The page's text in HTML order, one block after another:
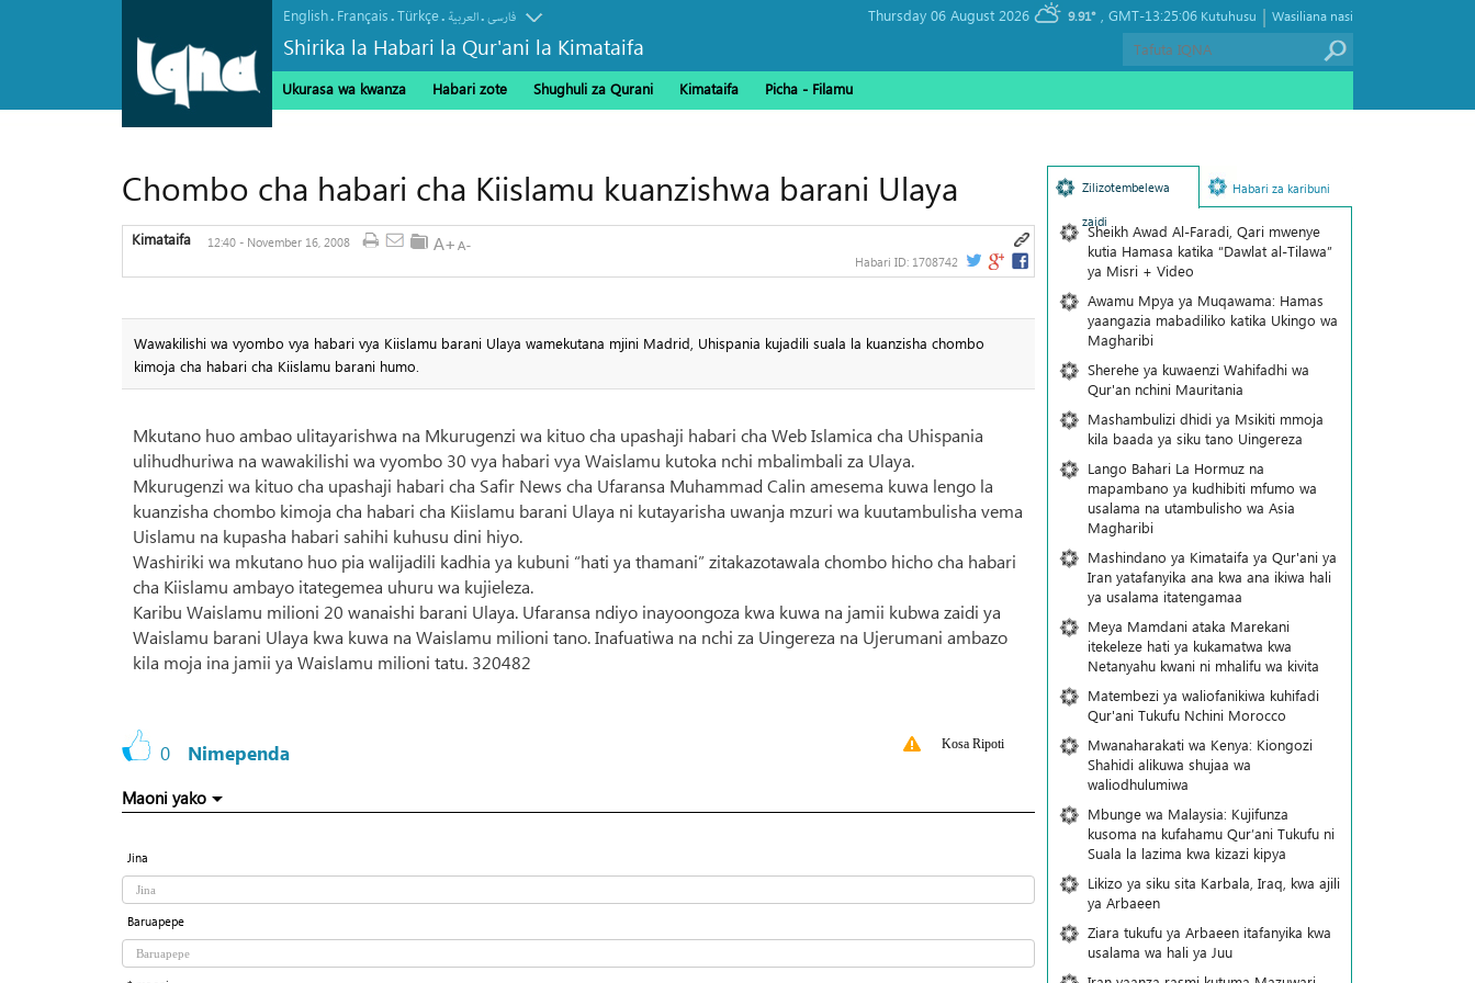
English. Français.Türkçe. العربیة.فارسی
Shirika la Habari la Qur'ani la Kimataifa
GMT-13:25:06
9.91° Wasiliana nasi
|
Kutuhusu
Ukurasa wa kwanza Habari zote Shughuli za Qurani Kimataifa Picha‎ - Filamu‎
Chombo cha habari cha Kiislamu kuanzishwa barani Ulaya
Kimataifa
12:40 - November 16, 2008
Habari ID: 1708742
Wawakilishi wa vyombo vya habari vya Kiislamu barani Ulaya wamekutana mjini Madrid, Uhispania kujadili suala la kuanzisha chombo
kimoja cha habari cha Kiislamu barani humo.
Mkutano huo ambao ulitayarishwa na Mkurugenzi wa kituo cha upashaji habari cha Web Islamica cha Uhispania
ulihudhuriwa na wawakilishi wa vyombo 30 vya habari vya Waislamu kutoka nchi mbalimbali za Ulaya.
Mkurugenzi wa kituo cha upashaji habari cha Safir News cha Ufaransa Muhammad Calin amesema kuwa lengo la
kuanzisha chombo kimoja cha habari cha Kiislamu barani Ulaya ni kutayarisha uwanja mzuri wa kuutambulisha vema
Uislamu na kupasha habari sahihi kuhusu dini hiyo.
Washiriki wa mkutano huo pia walijadili kadhia ya kubuni “hati ya thamani” zitakazotawala chombo hicho cha habari
cha Kiislamu ambayo itategemea uhuru wa kujieleza.
Karibu Waislamu milioni 20 wanaishi barani Ulaya. Ufaransa ndiyo inayoongoza kwa kuwa na jamii kubwa zaidi ya
Waislamu barani Ulaya kwa kuwa na Waislamu milioni tano. Inafuatiwa na nchi za Uingereza na Ujerumani ambazo
kila moja ina jamii ya Waislamu milioni tatu. 320482
0 Nimependa Kosa Ripoti
Maoni yako
Jina
Baruapepe
Zilizotembelewa
zaidi
Habari za karibuni
Sheikh Awad Al-Faradi, Qari mwenye
kutia Hamasa katika “Dawlat al-Tilawa”
ya Misri + Video
Awamu Mpya ya Muqawama: Hamas
yaangazia mabadiliko katika Ukingo wa
Magharibi
Sherehe ya kuwaenzi Wahifadhi wa
Qur'an nchini Mauritania
Mashambulizi dhidi ya Msikiti mmoja
kila baada ya siku tano Uingereza
Lango Bahari La Hormuz na
mapambano ya kudhibiti mfumo wa
usalama na utambulisho wa Asia
Magharibi
Mashindano ya Kimataifa ya Qur'ani ya
Iran yatafanyika ana kwa ana ikiwa hali
ya usalama itatengamaa
Meya Mamdani ataka Marekani
itekeleze hati ya kukamatwa kwa
Netanyahu kwani ni mhalifu wa kivita
Matembezi ya waliofanikiwa kuhifadi
Qur'ani Tukufu Nchini Morocco
Mwanaharakati wa Kenya: Kiongozi
Shahidi alikuwa shujaa wa
waliodhulumiwa
Mbunge wa Malaysia: Kujifunza
kusoma na kufahamu Qur’ani Tukufu ni
Suala la lazima kwa kizazi kipya
Likizo ya siku sita Karbala, Iraq, kwa ajili
ya Arbaeen
Ziara tukufu ya Arbaeen itafanyika kwa
usalama wa hali ya Juu